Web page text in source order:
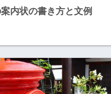
内状の書き方と文例